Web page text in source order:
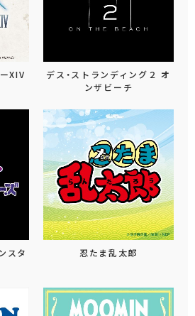
XIV
デス・ストランディング２ オ
ンザビーチ
スタ
忍たま乱太郎